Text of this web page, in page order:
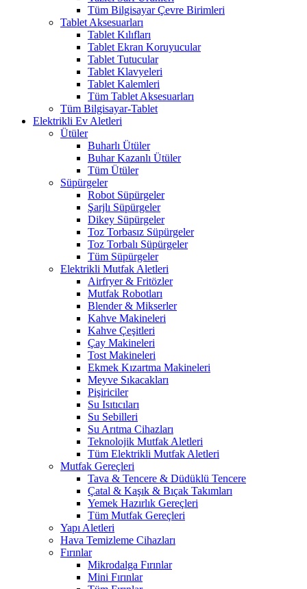
Tüm Bilgisayar Çevre Birimleri
Tablet Aksesuarları
Tablet Kılıfları
Tablet Ekran Koruyucular
Tablet Tutucular
Tablet Klavyeleri
Tablet Kalemleri
Tüm Tablet Aksesuarları
Tüm Bilgisayar-Tablet
Elektrikli Ev Aletleri
Ütüler
Buharlı Ütüler
Buhar Kazanlı Ütüler
Tüm Ütüler
Süpürgeler
Robot Süpürgeler
Şarjlı Süpürgeler
Dikey Süpürgeler
Toz Torbasız Süpürgeler
Toz Torbalı Süpürgeler
Tüm Süpürgeler
Elektrikli Mutfak Aletleri
Airfryer & Fritözler
Mutfak Robotları
Blender & Mikserler
Kahve Makineleri
Kahve Çeşitleri
Çay Makineleri
Tost Makineleri
Ekmek Kızartma Makineleri
Meyve Sıkacakları
Pişiriciler
Su Isıtıcıları
Su Sebilleri
Su Arıtma Cihazları
Teknolojik Mutfak Aletleri
Tüm Elektrikli Mutfak Aletleri
Mutfak Gereçleri
Tava & Tencere & Düdüklü Tencere
Çatal & Kaşık & Bıçak Takımları
Yemek Hazırlık Gereçleri
Tüm Mutfak Gereçleri
Yapı Aletleri
Hava Temizleme Cihazları
Fırınlar
Mikrodalga Fırınlar
Mini Fırınlar